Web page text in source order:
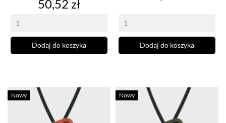
Cena
50,52 zł
Dodaj do koszyka Dodaj do koszyka
Nowy Nowy